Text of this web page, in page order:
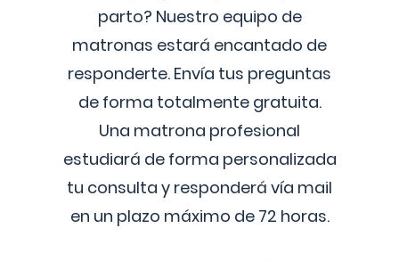
parto? Nuestro equipo de
matronas estará encantado de
responderte. Envía tus preguntas
de forma totalmente gratuita.
Una matrona profesional
estudiará de forma personalizada
tu consulta y responderá vía mail
en un plazo máximo de 72 horas.